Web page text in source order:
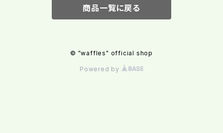
商品一覧に戻る
© "waffles" official shop
Powered by